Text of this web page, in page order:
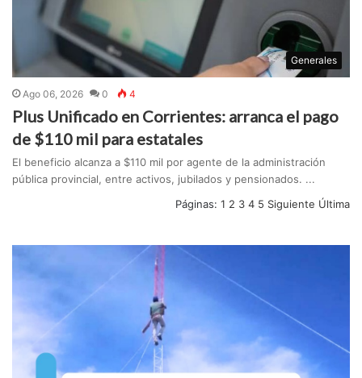
Generales
Ago 06, 2026 0 4
Plus Unificado en Corrientes: arranca el pago
de $110 mil para estatales
El beneficio alcanza a $110 mil por agente de la administración
pública provincial, entre activos, jubilados y pensionados. ...
Páginas: 1 2 3 4 5 Siguiente Última